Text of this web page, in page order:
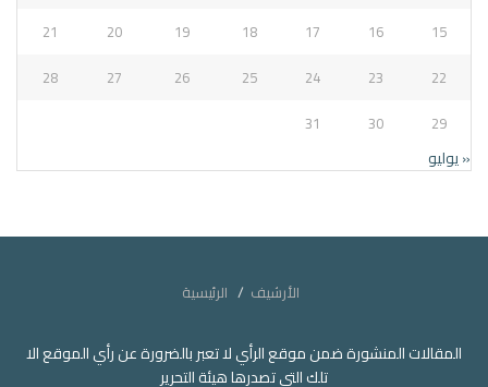
15
16
17
18
19
20
21
22
23
24
25
26
27
28
29
30
31
« يوليو
الأرشيف الرئيسية
المقالات المنشورة ضمن موقع الرأي لا تعبر بالضرورة عن رأي الموقع الا
تلك التي تصدرها هيئة التحرير